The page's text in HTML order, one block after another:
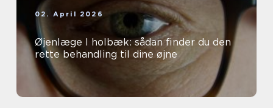
02. April 2026
Øjenlæge I holbæk: sådan finder du den
rette behandling til dine øjne